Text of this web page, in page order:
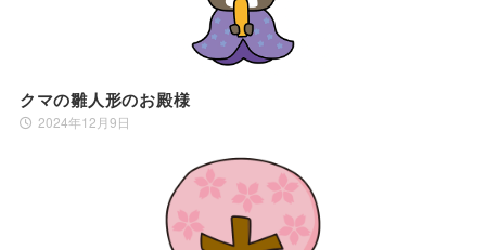
クマの雛人形のお殿様
2024年12月9日